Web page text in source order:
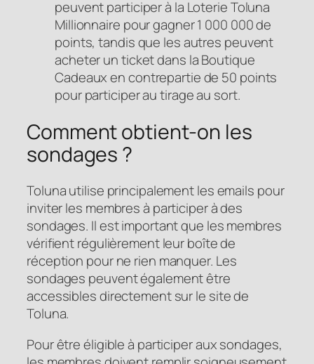
peuvent participer à la Loterie Toluna
Millionnaire pour gagner 1 000 000 de
points, tandis que les autres peuvent
acheter un ticket dans la Boutique
Cadeaux en contrepartie de 50 points
pour participer au tirage au sort.
Comment obtient-on les
sondages ?
Toluna utilise principalement les emails pour
inviter les membres à participer à des
sondages. Il est important que les membres
vérifient régulièrement leur boîte de
réception pour ne rien manquer. Les
sondages peuvent également être
accessibles directement sur le site de
Toluna.
Pour être éligible à participer aux sondages,